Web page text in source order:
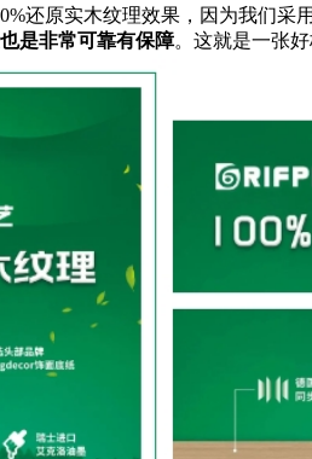
还原实木纹理效果，因为我们采
是非常可靠有保障。 这就是一张好